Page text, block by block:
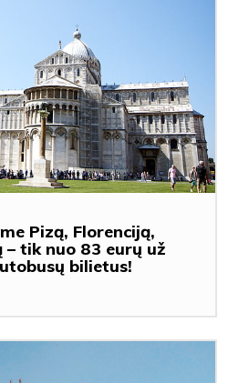
Pizą, Florenciją,
tik nuo 83 eurų už
bilietus!